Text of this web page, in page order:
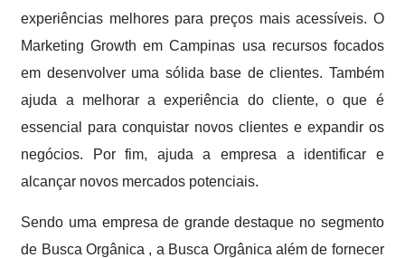
experiências melhores para preços mais acessíveis. O
Marketing Growth em Campinas usa recursos focados
em desenvolver uma sólida base de clientes. Também
ajuda a melhorar a experiência do cliente, o que é
essencial para conquistar novos clientes e expandir os
negócios. Por fim, ajuda a empresa a identificar e
alcançar novos mercados potenciais.
Sendo uma empresa de grande destaque no segmento
de Busca Orgânica , a Busca Orgânica além de fornecer